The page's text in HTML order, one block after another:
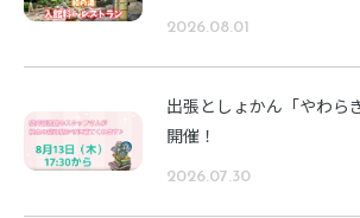
2026.08.01
出張としょかん「やわら
開催！
2026.07.30